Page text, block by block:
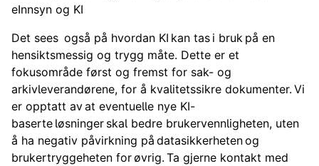
eInnsyn og KI
Det sees også på hvordan KI kan tas i bruk på en
hensiktsmessig og trygg måte. Dette er et
fokusområde først og fremst for sak- og
arkivleverandørene, for å kvalitetssikre dokumenter. Vi
er opptatt av at eventuelle nye KI-
baserte løsninger skal bedre brukervennligheten, uten
å ha negativ påvirkning på datasikkerheten og
brukertryggeheten for øvrig. Ta gjerne kontakt med